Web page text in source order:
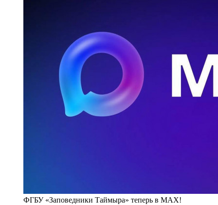
ФГБУ «Заповедники Таймыра» теперь в MAX!